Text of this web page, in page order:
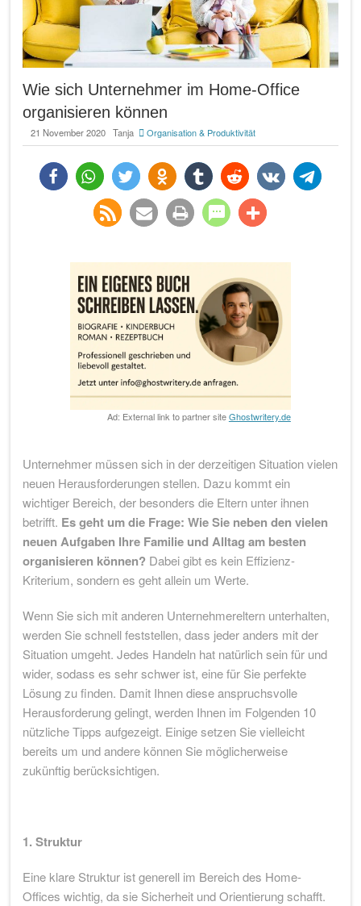
Wie sich Unternehmer im Home-Office
organisieren können
21 November 2020 Tanja Organisation & Produktivität
teilen twittern teilen teilen teilen teilen
Ad: External link to partner siteGhostwritery.de
Unternehmer müssen sich in der derzeitigen Situation vielen
neuen Herausforderungen stellen. Dazu kommt ein
wichtiger Bereich, der besonders die Eltern unter ihnen
betrifft. Es geht um die Frage: Wie Sie neben den vielen
neuen Aufgaben Ihre Familie und Alltag am besten
organisieren können? Dabei gibt es kein Effizienz-
Kriterium, sondern es geht allein um Werte.
Wenn Sie sich mit anderen Unternehmereltern unterhalten,
werden Sie schnell feststellen, dass jeder anders mit der
Situation umgeht. Jedes Handeln hat natürlich sein für und
wider, sodass es sehr schwer ist, eine für Sie perfekte
Lösung zu finden. Damit Ihnen diese anspruchsvolle
Herausforderung gelingt, werden Ihnen im Folgenden 10
nützliche Tipps aufgezeigt. Einige setzen Sie vielleicht
bereits um und andere können Sie möglicherweise
zukünftig berücksichtigen.
1. Struktur
Eine klare Struktur ist generell im Bereich des Home-
Offices wichtig, da sie Sicherheit und Orientierung schafft.